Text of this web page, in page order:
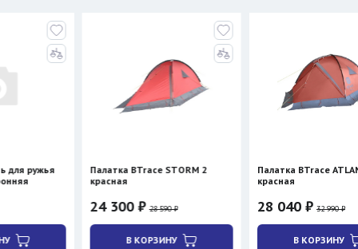
Палатка BTrace STORM 2
24 300 ₽ 28 590 ₽
В КОРЗИНУ
Палатка BTrace ATLANT 3
28 040 ₽ 32 990 ₽
В КОРЗИНУ